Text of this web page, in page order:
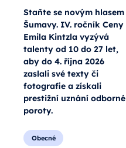
Staňte se novým hlasem
Šumavy. IV. ročník Ceny
Emila Kintzla vyzývá
talenty od 10 do 27 let,
aby do 4. října 2026
zaslali své texty či
fotografie a získali
prestižní uznání odborné
poroty.
Obecné